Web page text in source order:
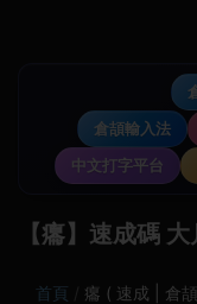
倉頡輸入法
中文打字平台
【癟】速成碼
首頁 癟 ( 速成 | 倉